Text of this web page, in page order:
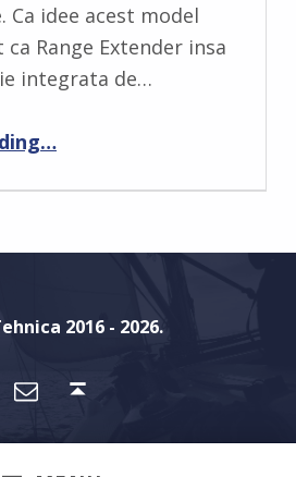
Ca idee acest model
Range Extender insa
integrata de…
“Tenda AX3000 Model A33 – sau cum sa-ti maresti semnalul de Wifi”
…
2016 - 2026.